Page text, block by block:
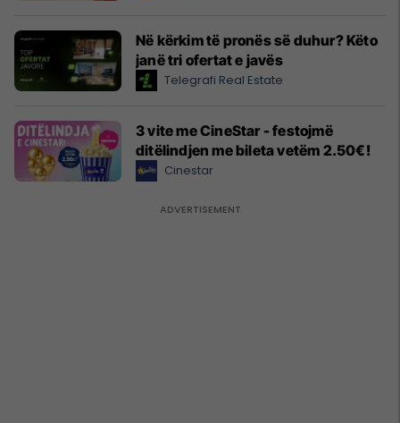
Në kërkim të pronës së duhur? Këto
janë tri ofertat e javës
Telegrafi Real Estate
3 vite me CineStar - festojmë
ditëlindjen me bileta vetëm 2.50€!
Cinestar